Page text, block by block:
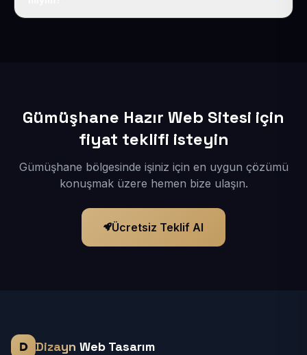
Gümüşhane Hazır Web Sitesi için
fiyat teklifi isteyin
Gümüşhane bölgesinde işiniz için en uygun çözümü
konuşmak üzere hemen bize ulaşın.
Ücretsiz Teklif Al
Dizayn Web Tasarım